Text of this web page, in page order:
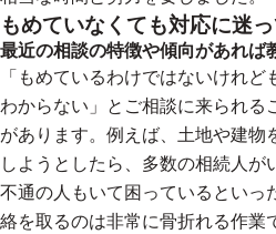
もめていなくても対応に迷
最近の相談の特徴や傾向があれば
「もめているわけではないけれ
わからない」とご相談に来られる
があります。例えば、土地や建物
しようとしたら、多数の相続人が
不通の人もいて困っているといっ
絡を取るのは非常に骨折れる作業